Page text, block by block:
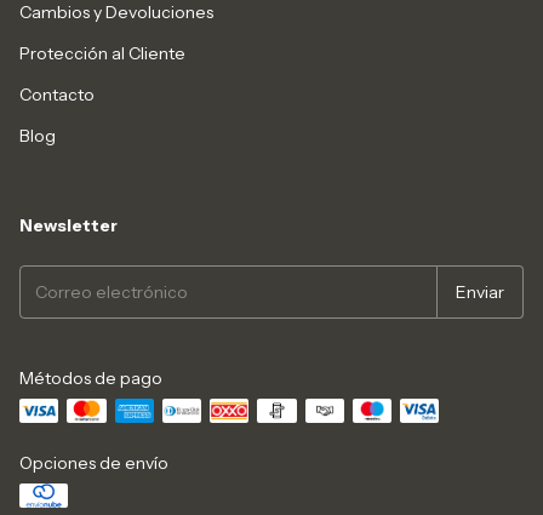
Cambios y Devoluciones
Protección al Cliente
Contacto
Blog
Newsletter
Métodos de pago
Opciones de envío